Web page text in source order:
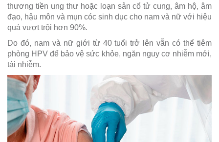
thương tiền ung thư hoặc loạn sản cổ tử cung, âm hộ, âm
đạo, hậu môn và mụn cóc sinh dục cho nam và nữ với hiệu
quả vượt trội hơn 90%.
Do đó, nam và nữ giới từ 40 tuổi trở lên vẫn có thể tiêm
phòng HPV để bảo vệ sức khỏe, ngăn nguy cơ nhiễm mới,
tái nhiễm.